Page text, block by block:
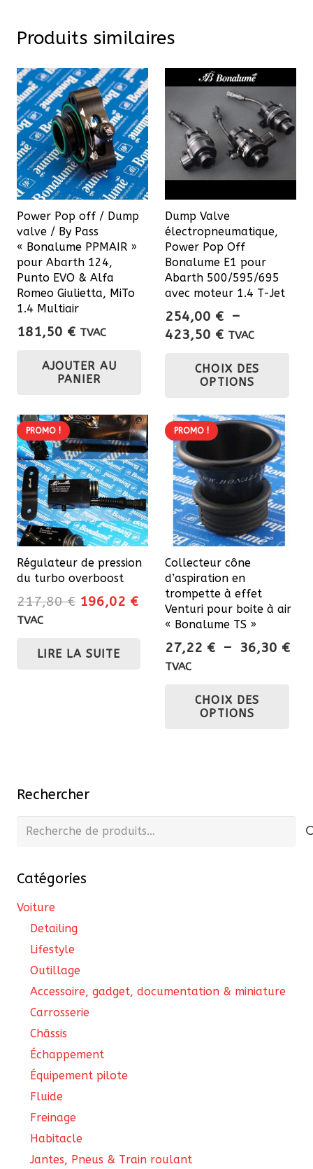
Produits similaires
Power Pop off / Dump
valve / By Pass
« Bonalume PPMAIR »
pour Abarth 124,
Punto EVO & Alfa
Romeo Giulietta, MiTo
1.4 Multiair
181,50 € TVAC
AJOUTER AU
PANIER
Dump Valve
électropneumatique,
Power Pop Off
Bonalume E1 pour
Abarth 500/595/695
avec moteur 1.4 T-Jet
254,00 € –
423,50 €Plage
prix :
254,00 €
423,50 €
TVAC
CHOIX DES
OPTIONS
PROMO !
Régulateur de pression
du turbo overboost
217,80€ Le
était :
196,02 €Le
196,02 €.
TVAC
LIRE LA SUITE
PROMO !
Collecteur cône
d’aspiration en
trompette à effet
Venturi pour boite à air
« Bonalume TS »
27,22 € – 36,30 €
TVAC
CHOIX DES
OPTIONS
Rechercher
Recherche
Catégories
Voiture
Detailing
Lifestyle
Outillage
Accessoire, gadget, documentation & miniature
Carrosserie
Châssis
Échappement
Équipement pilote
Fluide
Freinage
Habitacle
Jantes, Pneus & Train roulant